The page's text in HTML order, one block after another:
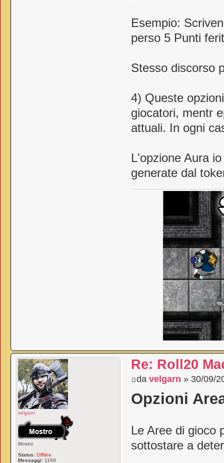
Esempio:
perso 5 Punti
Stesso discorso
4) Queste
giocatori, mentr
attuali. In ogni
L'opzione Aura
generate dal
Re: Roll20
da velgarn » 30/09/
Opzioni
Le Aree di gioco
sottostare a
velgarn
Mostro
Status: Offline
Messaggi: 1169